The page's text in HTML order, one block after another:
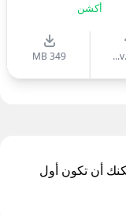
أكشن
349 MB
أن تكون أول